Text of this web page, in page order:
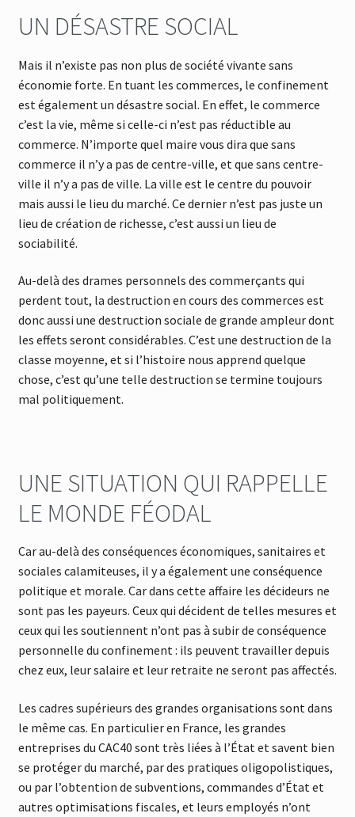
UN DÉSASTRE SOCIAL
Mais il n’existe pas non plus de société vivante sans
économie forte. En tuant les commerces, le confinement
est également un désastre social. En effet, le commerce
c’est la vie, même si celle-ci n’est pas réductible au
commerce. N’importe quel maire vous dira que sans
commerce il n’y a pas de centre-ville, et que sans centre-
ville il n’y a pas de ville. La ville est le centre du pouvoir
mais aussi le lieu du marché. Ce dernier n’est pas juste un
lieu de création de richesse, c’est aussi un lieu de
sociabilité.
Au-delà des drames personnels des commerçants qui
perdent tout, la destruction en cours des commerces est
donc aussi une destruction sociale de grande ampleur dont
les effets seront considérables. C’est une destruction de la
classe moyenne, et si l’histoire nous apprend quelque
chose, c’est qu’une telle destruction se termine toujours
mal politiquement.
UNE SITUATION QUI RAPPELLE
LE MONDE FÉODAL
Car au-delà des conséquences économiques, sanitaires et
sociales calamiteuses, il y a également une conséquence
politique et morale. Car dans cette affaire les décideurs ne
sont pas les payeurs. Ceux qui décident de telles mesures et
ceux qui les soutiennent n’ont pas à subir de conséquence
personnelle du confinement : ils peuvent travailler depuis
chez eux, leur salaire et leur retraite ne seront pas affectés.
Les cadres supérieurs des grandes organisations sont dans
le même cas. En particulier en France, les grandes
entreprises du CAC40 sont très liées à l’État et savent bien
se protéger du marché, par des pratiques oligopolistiques,
ou par l’obtention de subventions, commandes d’État et
autres optimisations fiscales, et leurs employés n’ont